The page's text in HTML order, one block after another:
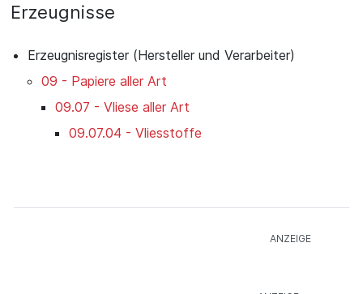
Erzeugnisse
Erzeugnisregister (Hersteller und Verarbeiter)
09 - Papiere aller Art
09.07 - Vliese aller Art
09.07.04 - Vliesstoffe